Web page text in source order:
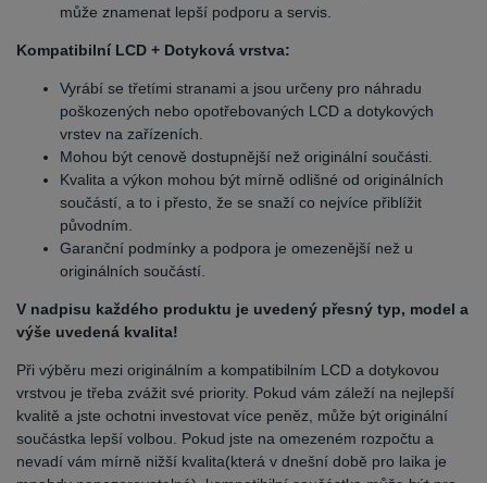
může znamenat lepší podporu a servis.
Kompatibilní LCD + Dotyková vrstva:
Vyrábí se třetími stranami a jsou určeny pro náhradu
poškozených nebo opotřebovaných LCD a dotykových
vrstev na zařízeních.
Mohou být cenově dostupnější než originální součásti.
Kvalita a výkon mohou být mírně odlišné od originálních
součástí, a to i přesto, že se snaží co nejvíce přiblížit
původním.
Garanční podmínky a podpora je omezenější než u
originálních součástí.
V nadpisu každého produktu je uvedený přesný typ, model a
výše uvedená kvalita!
Při výběru mezi originálním a kompatibilním LCD a dotykovou
vrstvou je třeba zvážit své priority. Pokud vám záleží na nejlepší
kvalitě a jste ochotni investovat více peněz, může být originální
součástka lepší volbou. Pokud jste na omezeném rozpočtu a
nevadí vám mírně nižší kvalita(která v dnešní době pro laika je